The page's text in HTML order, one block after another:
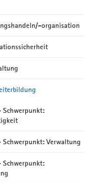
organisation
Schwerpunkt:
Schwerpunkt: Verwaltung
Schwerpunkt: